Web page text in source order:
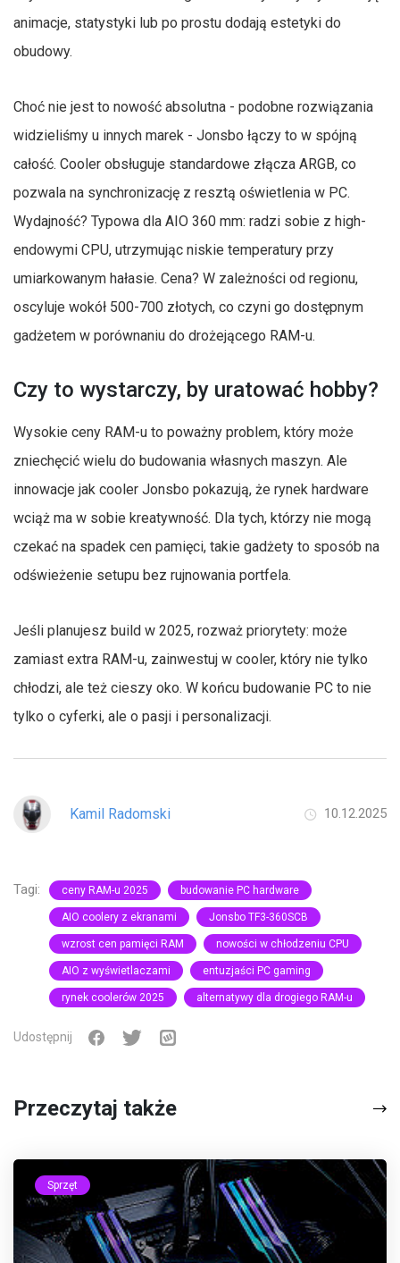
animacje, statystyki lub po prostu dodają estetyki do
obudowy.
Choć nie jest to nowość absolutna - podobne rozwiązania
widzieliśmy u innych marek - Jonsbo łączy to w spójną
całość. Cooler obsługuje standardowe złącza ARGB, co
pozwala na synchronizację z resztą oświetlenia w PC.
Wydajność? Typowa dla AIO 360 mm: radzi sobie z high-
endowymi CPU, utrzymując niskie temperatury przy
umiarkowanym hałasie. Cena? W zależności od regionu,
oscyluje wokół 500-700 złotych, co czyni go dostępnym
gadżetem w porównaniu do drożejącego RAM-u.
Czy to wystarczy, by uratować hobby?
Wysokie ceny RAM-u to poważny problem, który może
zniechęcić wielu do budowania własnych maszyn. Ale
innowacje jak cooler Jonsbo pokazują, że rynek hardware
wciąż ma w sobie kreatywność. Dla tych, którzy nie mogą
czekać na spadek cen pamięci, takie gadżety to sposób na
odświeżenie setupu bez rujnowania portfela.
Jeśli planujesz build w 2025, rozważ priorytety: może
zamiast extra RAM-u, zainwestuj w cooler, który nie tylko
chłodzi, ale też cieszy oko. W końcu budowanie PC to nie
tylko o cyferki, ale o pasji i personalizacji.
Kamil Radomski 10.12.2025
Tagi: ceny RAM-u 2025 budowanie PC hardware
AIO coolery z ekranami Jonsbo TF3-360SCB
wzrost cen pamięci RAM nowości w chłodzeniu CPU
AIO z wyświetlaczami entuzjaści PC gaming
rynek coolerów 2025 alternatywy dla drogiego RAM-u
Udostępnij
Przeczytaj także
Sprzęt